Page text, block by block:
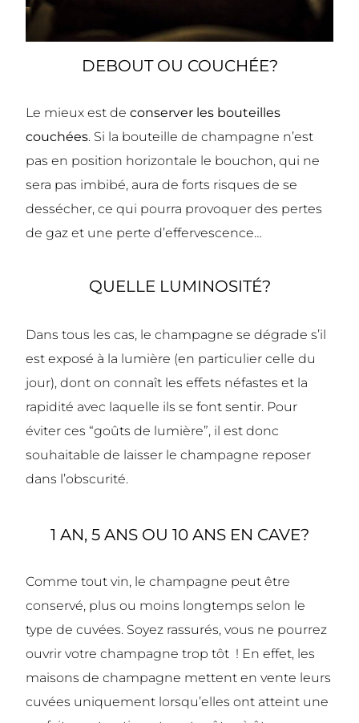
DEBOUT OU COUCHÉE?
Le mieux est deconserver les bouteilles
couchées. Si la bouteille de champagne n’est
pas en position horizontale le bouchon, qui ne
sera pas imbibé, aura de forts risques de se
dessécher, ce qui pourra provoquer des pertes
de gaz et une perte d’effervescence…
QUELLE LUMINOSITÉ?
Dans tous les cas, le champagne se dégrade s’il
est exposé à la lumière (en particulier celle du
jour), dont on connaît les effets néfastes et la
rapidité avec laquelle ils se font sentir. Pour
éviter ces “goûts de lumière”, il est donc
souhaitable de laisser le champagne reposer
dans l’obscurité.
1 AN, 5 ANS OU 10 ANS EN CAVE?
Comme tout vin, le champagne peut être
conservé, plus ou moins longtemps selon le
type de cuvées. Soyez rassurés, vous ne pourrez
ouvrir votre champagne trop tôt ! En effet, les
maisons de champagne mettent en vente leurs
cuvées uniquement lorsqu’elles ont atteint une